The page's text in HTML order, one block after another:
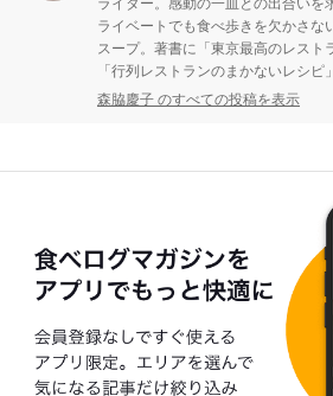
ライター。感動の一皿との出合いを
ライベートでも食べ歩きを欠かさな
スープ。著書に「東京最高のレスト
「行列レストランのまかないレシピ
森脇慶子 のすべての投稿を表示